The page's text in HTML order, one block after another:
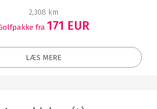
2,308 km
fra 171 EUR
LÆS MERE